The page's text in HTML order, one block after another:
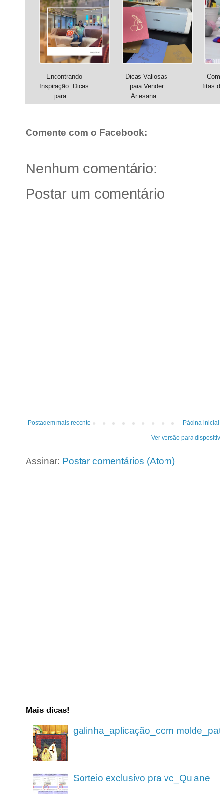
Encontrando
Inspiração: Dicas
para ...
Dicas Valiosas
para Vender
Artesana...
fitas
Comente com o Facebook:
Nenhum comentário:
Postar um comentário
Postagem mais recente Página inicial
Ver versão para
Assinar: Postar comentários (Atom)
Mais dicas!
galinha_aplicação_com
Sorteio exclusivo pra vc_Quiane